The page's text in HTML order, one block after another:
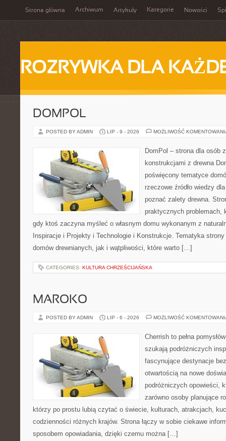
Strona główna Archiwum Artykuły Kategorie Nowości
ROZRYWKA DLA
DOMPOL
POSTED BY ADMIN LIP - 9 - 2026 MOŻLIWOŚĆ
DomPol – strona dla osób
konstrukcjami z drewna
poświęcony tematyce
rzeczowe źródło wiedzy
poznać zalety drewna.
praktycznych problemach,
gdy ktoś zaczyna myśleć o własnym domu wykonanym z
Inspiracje i Projekty i Technologie i Konstrukcje. Tematyka
domów drewnianych, jak i wątpliwości, które warto […]
CATEGORIES: KULTURA CHRZEŚCIJAŃSKA
MAROKO
POSTED BY ADMIN LIP - 6 - 2026 MOŻLIWOŚĆ
Cherrish to pełna
szukają podróżniczych
fascynujące destynacje
otwartością na nowe
podróżniczych opowieści,
zarówno osoby planujące
którzy po prostu lubią czytać o świecie, kulturach, atrakcjach,
codzienności różnych krajów. Strona łączy w sobie ciekawe
sposobem opowiadania, dzięki czemu można […]